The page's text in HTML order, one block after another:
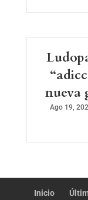
nueva
Ago 19,
Inicio